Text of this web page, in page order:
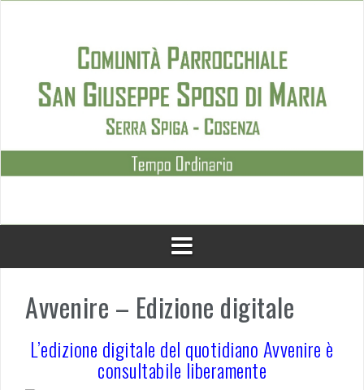
Avvenire – Edizione digitale
L’edizione digitale del quotidiano Avvenire è
consultabile liberamente